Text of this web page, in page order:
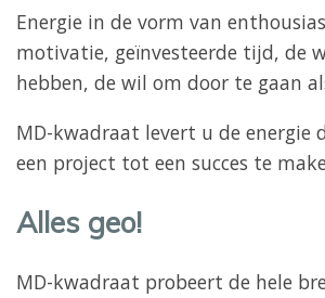
Energie in de vorm van
motivatie, geïnvesteerde tijd, de
hebben, de wil om door te gaan
MD-kwadraat levert u de energie
een project tot een succes te
Alles geo!
MD-kwadraat probeert de hele